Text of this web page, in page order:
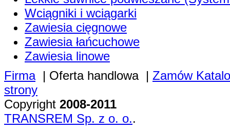
Wciągniki i wciągarki
Zawiesia cięgnowe
Zawiesia łańcuchowe
Zawiesia linowe
Firma| Oferta handlowa| Zamów
strony
Copyright 2008-2011
TRANSREM Sp. z o. o..